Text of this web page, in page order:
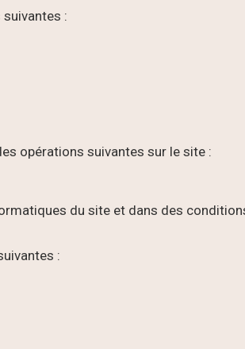
:
opérations suivantes sur le site :
du site et dans des
: